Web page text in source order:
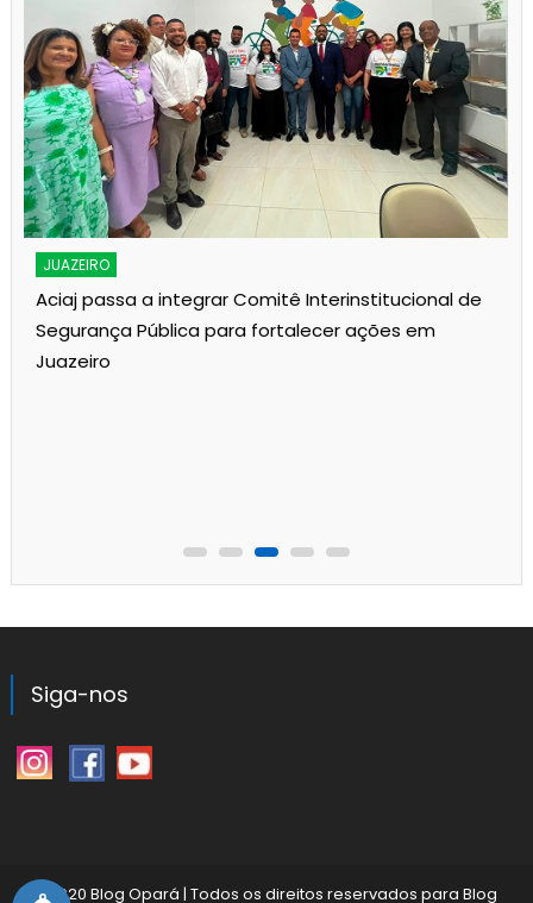
JUAZEIRO
Aciaj passa a integrar Comitê Interinstitucional de
Segurança Pública para fortalecer ações em
Juazeiro
Siga-nos
©2020 Blog Opará | Todos os direitos reservados para Blog